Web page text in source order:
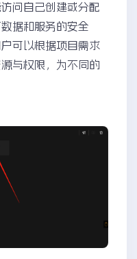
问自己创建或分配
据和服务的安全
可以根据项目需求
与权限，为不同的